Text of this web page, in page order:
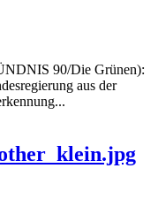
90/Die Grünen):
aus der